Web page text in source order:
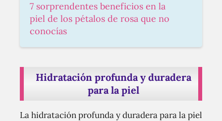
7 sorprendentes beneficios en la
piel de los pétalos de rosa que no
conocías
Hidratación profunda y duradera
para la piel
La hidratación profunda y duradera para la piel